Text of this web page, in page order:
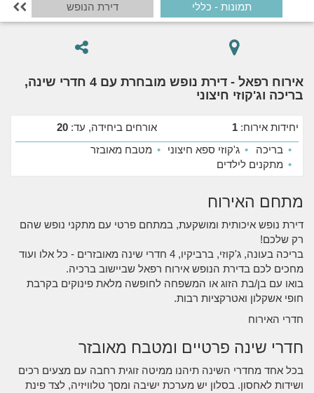
תמונות - כללי דירת הנופש 
אירוח רפאל - דירת נופש מובחרת עם 4 חדרי שינה,
בריכה וג'קוזי חיצוני
יחידות אירוח: 1 אורחים ביחידה, עד: 20
• בריכה • ג'קוזי ספא חיצוני • מטבח מאובזר
• מתקנים לילדים
מתחם האירוח
דירת נופש איכותית ומושקעת, במתחם פרטי עם מתקני נופש שהם
רק שלכם!
בריכה בעונה, ג'קוזי, ברביקיו, 4 חדרי שינה מאובזרים - כל אלו ועוד
מחכים לכם בדירת הנופש אירוח רפאל שביישוב ברכיה.
בואו עם בן/בת הזוג או המשפחה לחופשה מלאת פינוקים בקרבת
חופי אשקלון ואטרקציות רבות.
חדרי האירוח
חדרי שינה פרטיים ומטבח מאובזר
בכל אחד מחדרי השינה תיהנו ממיטה זוגית רחבה עם מצעים רכים
ושידות לאחסון. בסלון יש מערכת ישיבה ומסך טלוויזיה, לצד פינת